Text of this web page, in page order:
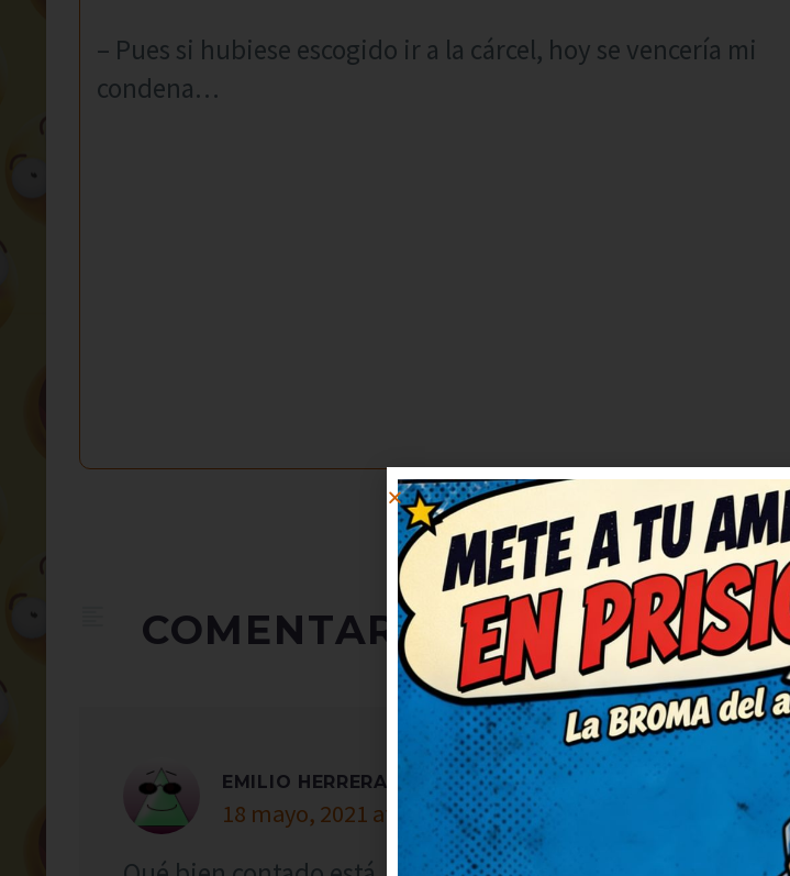
– Pues si hubiese escogido ir a la cárcel, hoy se vencería mi
condena…
COMENTARIOS(3)
EMILIO HERRERA
18 mayo, 2021 at 22:16
RESPONDER